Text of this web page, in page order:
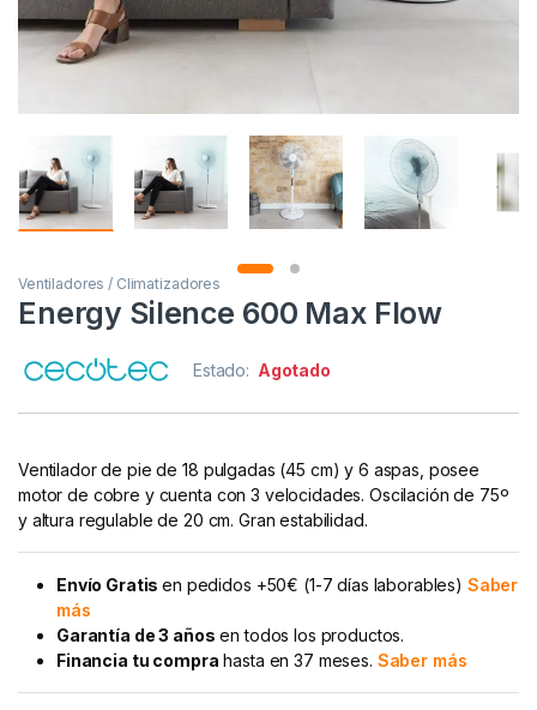
Ventiladores / Climatizadores
Energy Silence 600 Max Flow
Estado: Agotado
Ventilador de pie de 18 pulgadas (45 cm) y 6 aspas, posee
motor de cobre y cuenta con 3 velocidades. Oscilación de 75º
y altura regulable de 20 cm. Gran estabilidad.
Envío Gratisen pedidos +50€ (1-7 días laborables) Saber
más
Garantía de 3 años en todos los productos.
Financia tu compra hasta en 37 meses. Saber más